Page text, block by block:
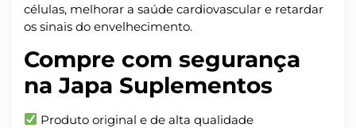
células, melhorar a saúde cardiovascular e retardar
os sinais do envelhecimento.
Compre com segurança
na Japa Suplementos
Produto original e de alta qualidade